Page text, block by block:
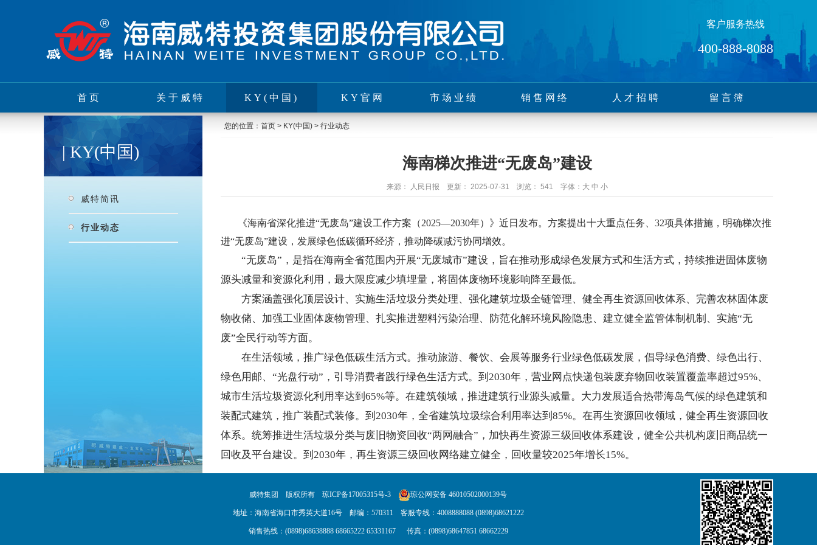
客户服务热线
400-888-8088
首页 关于威特 KY(中国) KY官网 市场业绩 销售网络 人才招聘 留言簿
| KY(中国)
威特简讯
行业动态
您的位置： 首页 > KY(中国) > 行业动态
海南梯次推进“无废岛”建设
来源： 人民日报 更新： 2025-07-31 浏览： 541 字体： 大 中 小
《海南省深化推进“无废岛”建设工作方案（2025—2030年）》近日发布。方案提出十大重点任务、32项具体措施，明确梯次推
进“无废岛”建设，发展绿色低碳循环经济，推动降碳减污协同增效。
“无废岛”，是指在海南全省范围内开展“无废城市”建设，旨在推动形成绿色发展方式和生活方式，持续推进固体废物
源头减量和资源化利用，最大限度减少填埋量，将固体废物环境影响降至最低。
方案涵盖强化顶层设计、实施生活垃圾分类处理、强化建筑垃圾全链管理、健全再生资源回收体系、完善农林固体废
物收储、加强工业固体废物管理、扎实推进塑料污染治理、防范化解环境风险隐患、建立健全监管体制机制、实施“无
废”全民行动等方面。
在生活领域，推广绿色低碳生活方式。推动旅游、餐饮、会展等服务行业绿色低碳发展，倡导绿色消费、绿色出行、
绿色用邮、“光盘行动”，引导消费者践行绿色生活方式。到2030年，营业网点快递包装废弃物回收装置覆盖率超过95%、
城市生活垃圾资源化利用率达到65%等。在建筑领域，推进建筑行业源头减量。大力发展适合热带海岛气候的绿色建筑和
装配式建筑，推广装配式装修。到2030年，全省建筑垃圾综合利用率达到85%。在再生资源回收领域，健全再生资源回收
体系。统筹推进生活垃圾分类与废旧物资回收“两网融合”，加快再生资源三级回收体系建设，健全公共机构废旧商品统一
回收及平台建设。到2030年，再生资源三级回收网络建立健全，回收量较2025年增长15%。
威特集团 版权所有 琼ICP备17005315号-3 琼公网安备 46010502000139号
地址：海南省海口市秀英大道16号 邮编：570311 客服专线：4008888088 (0898)68621222
销售热线：(0898)68638888 68665222 65331167 传真：(0898)68647851 68662229